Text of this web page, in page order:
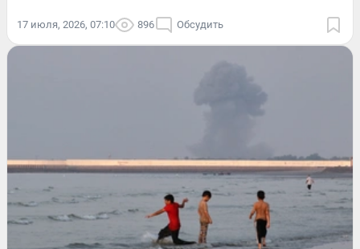
17 июля, 2026, 07:10 896 Обсудить